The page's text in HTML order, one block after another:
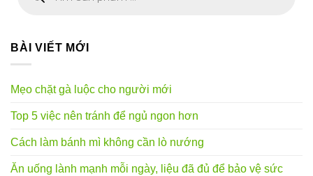
BÀI VIẾT MỚI
Mẹo chặt gà luộc cho người mới
Top 5 việc nên tránh để ngủ ngon hơn
Cách làm bánh mì không cần lò nướng
Ăn uống lành mạnh mỗi ngày, liệu đã đủ để bảo vệ sức